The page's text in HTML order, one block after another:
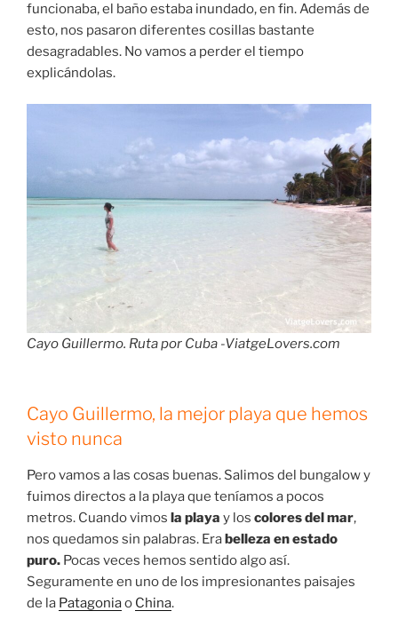
funcionaba, el baño estaba inundado, en fin. Además de
esto, nos pasaron diferentes cosillas bastante
desagradables. No vamos a perder el tiempo
explicándolas.
Cayo Guillermo. Ruta por Cuba -ViatgeLovers.com
Cayo Guillermo, la mejor playa que hemos
visto nunca
Pero vamos a las cosas buenas. Salimos del bungalow y
fuimos directos a la playa que teníamos a pocos
metros. Cuando vimos la playa y los colores del mar,
nos quedamos sin palabras. Erabelleza en estado
puro. Pocas veces hemos sentido algo así.
Seguramente en uno de los impresionantes paisajes
de la Patagoniao China.